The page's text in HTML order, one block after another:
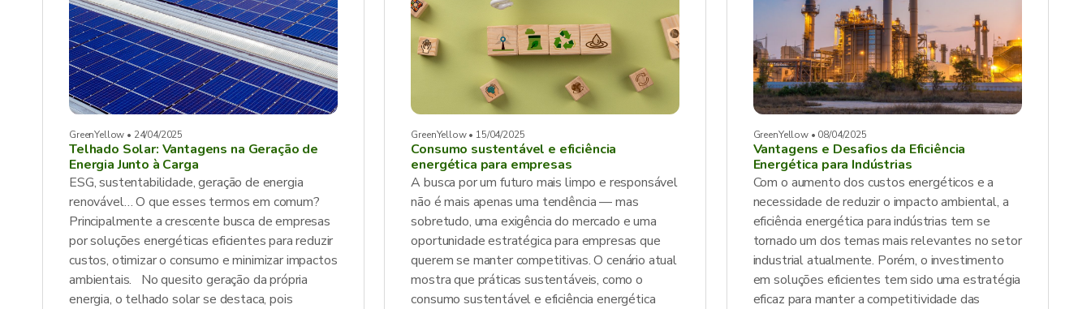
GreenYellow • 24/04/2025
Telhado Solar: Vantagens na Geração de
Energia Junto à Carga
ESG, sustentabilidade, geração de energia
renovável… O que esses termos em comum?
Principalmente a crescente busca de empresas
por soluções energéticas eficientes para reduzir
custos, otimizar o consumo e minimizar impactos
ambientais. No quesito geração da própria
energia, o telhado solar se destaca, pois
GreenYellow • 15/04/2025
Consumo sustentável e eficiência
energética para empresas
A busca por um futuro mais limpo e responsável
não é mais apenas uma tendência — mas
sobretudo, uma exigência do mercado e uma
oportunidade estratégica para empresas que
querem se manter competitivas. O cenário atual
mostra que práticas sustentáveis, como o
consumo sustentável e eficiência energética
GreenYellow • 08/04/2025
Vantagens e Desafios da Eficiência
Energética para Indústrias
Com o aumento dos custos energéticos e a
necessidade de reduzir o impacto ambiental, a
eficiência energética para indústrias tem se
tornado um dos temas mais relevantes no setor
industrial atualmente. Porém, o investimento
em soluções eficientes tem sido uma estratégia
eficaz para manter a competitividade das